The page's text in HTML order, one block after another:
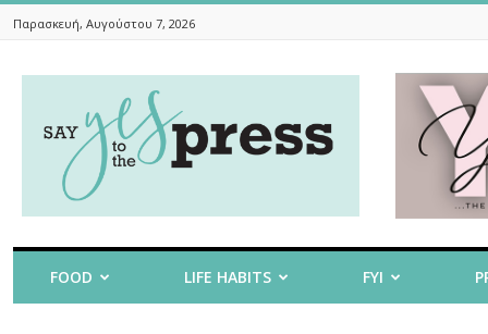
Παρασκευή, Αυγούστου 7, 2026
To
The
FOOD LIFE HABITS FYI